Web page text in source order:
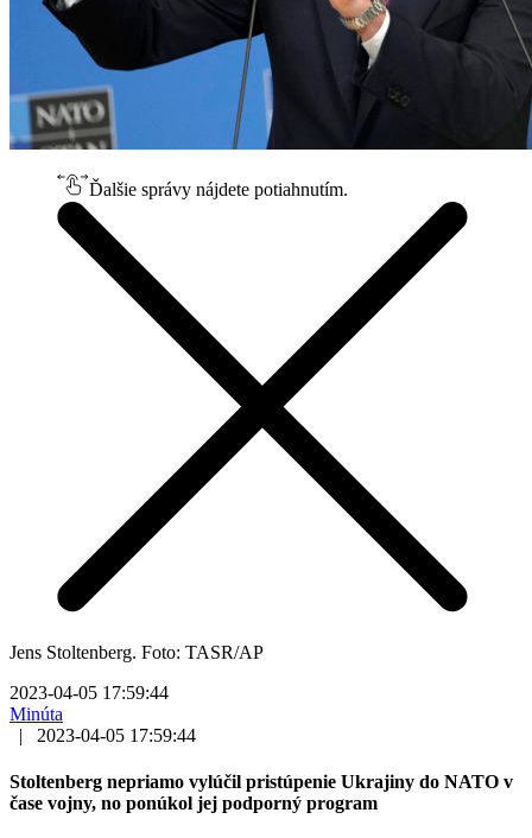
Ďalšie správy nájdete potiahnutím.
Jens Stoltenberg. Foto: TASR/AP
2023-04-05 17:59:44
Minúta
|
2023-04-05 17:59:44
Stoltenberg nepriamo vylúčil pristúpenie Ukrajiny do NATO v
čase vojny, no ponúkol jej podporný program